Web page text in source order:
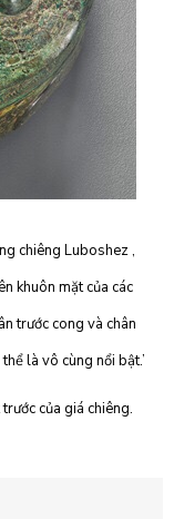
chiêng Luboshez ,
khuôn mặt của các
trước cong và chân
là vô cùng nổi bật.’
của giá chiêng.